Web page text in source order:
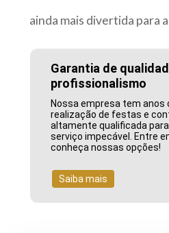
ainda mais divertida para
Garantia de
profissionalismo
Nossa empresa tem anos
realização de festas e
altamente qualificada
serviço impecável. Entre
conheça nossas opções!
Saiba mais